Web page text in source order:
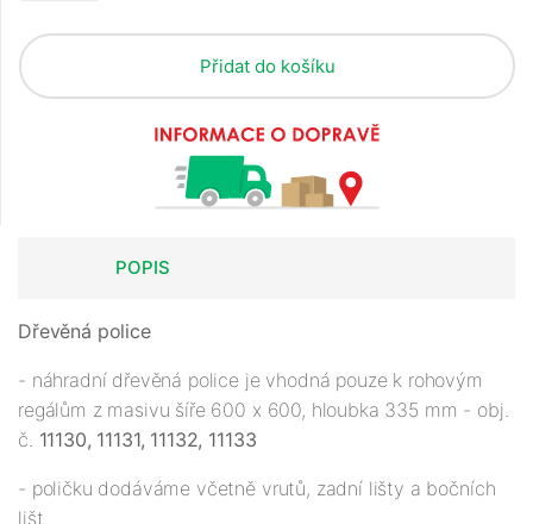
Přidat do košíku
POPIS
Dřevěná police
- náhradní dřevěná police je vhodná pouze k rohovým
regálům z masivu šíře 600 x 600, hloubka 335 mm - obj.
č. 11130, 11131, 11132, 11133
- poličku dodáváme včetně vrutů, zadní lišty a bočních
lišt